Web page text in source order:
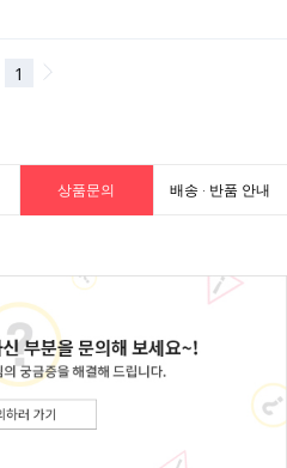
상품문의 배송 · 반품 안내